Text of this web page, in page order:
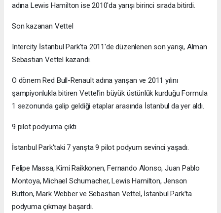
adına Lewis Hamilton ise 2010'da yarışı birinci sırada bitirdi.
Son kazanan Vettel
Intercity İstanbul Park'ta 2011'de düzenlenen son yarışı, Alman
Sebastian Vettel kazandı.
O dönem Red Bull-Renault adına yarışan ve 2011 yılını
şampiyonlukla bitiren Vettel'in büyük üstünlük kurduğu Formula
1 sezonunda galip geldiği etaplar arasında İstanbul da yer aldı.
9 pilot podyuma çıktı
İstanbul Park'taki 7 yarışta 9 pilot podyum sevinci yaşadı.
Felipe Massa, Kimi Raikkonen, Fernando Alonso, Juan Pablo
Montoya, Michael Schumacher, Lewis Hamilton, Jenson
Button, Mark Webber ve Sebastian Vettel, İstanbul Park'ta
podyuma çıkmayı başardı.